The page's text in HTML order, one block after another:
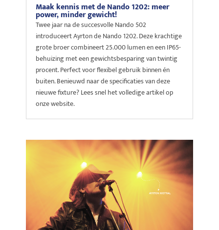
Maak kennis met de Nando 1202: meer
power, minder gewicht!
Twee jaar na de succesvolle Nando 502
introduceert Ayrton de Nando 1202. Deze krachtige
grote broer combineert 25.000 lumen en een IP65-
behuizing met een gewichtsbesparing van twintig
procent. Perfect voor flexibel gebruik binnen én
buiten. Benieuwd naar de specificaties van deze
nieuwe fixture? Lees snel het volledige artikel op
onze website.